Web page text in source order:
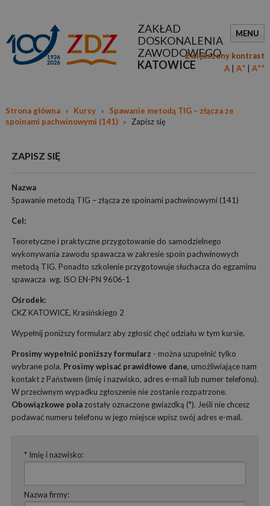
ZAKŁAD
DOSKONALENIA
ZAWODOWEGO
KATOWICE
MENU
Zwiększony kontrast
A
A+ A++
Strona główna » Kursy »
Spawanie metodą TIG – złącza ze
spoinami pachwinowymi (141) » Zapisz się
ZAPISZ SIĘ
Nazwa
Spawanie metodą TIG – złącza ze spoinami pachwinowymi (141)
Cel:
Teoretyczne i praktyczne przygotowanie do samodzielnego
wykonywania zawodu spawacza w zakresie spoin pachwinowych
metodą TIG. Ponadto szkolenie przygotowuje słuchacza do egzaminu
spawacza wg. ISO EN-PN 9606-1
Ośrodek:
CKZ KATOWICE, Krasińskiego 2
Wypełnij poniższy formularz aby zgłosić chęć udziału w tym kursie.
Prosimy wypełnić poniższy formularz - można uzupełnić tylko
wybrane pola. Prosimy wpisać prawidłowe dane, umożliwiające nam
kontakt z Państwem (imię i nazwisko, adres e-mail lub numer telefonu).
W przeciwnym wypadku zgłoszenie nie zostanie rozpatrzone.
Obowiązkowe polazostały oznaczone gwiazdką (*). Jeśli nie chcesz
podawać numeru telefonu w jego miejsce wpisz swój adres e-mail.
* Imię i nazwisko:
Nazwa firmy: